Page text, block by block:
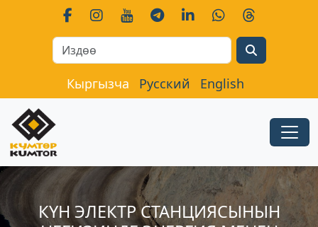
Кыргызча Русский English
КҮН ЭЛЕКТР СТАНЦИЯСЫНЫН